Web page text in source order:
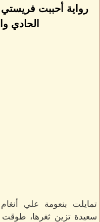
رواية أحببت
الحادي
تمايلت بنعومة علي
سعيدة تزين ثغرها، طوقت